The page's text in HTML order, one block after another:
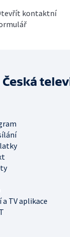
kontaktní
TV aplikace